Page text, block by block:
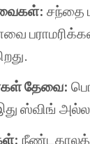
சந்தை
தேவை:
ஸ்விங்